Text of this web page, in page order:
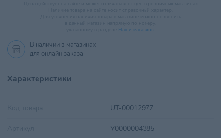
Наши магазины.
В наличии в магазинах
для онлайн заказа
Характеристики
UT-00012977
У0000004385